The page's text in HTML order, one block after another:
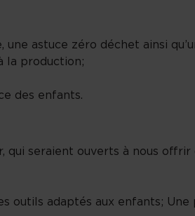
astuce zéro déchet ainsi
la production;
des enfants.
seraient ouverts à nous
outils adaptés aux enfants;